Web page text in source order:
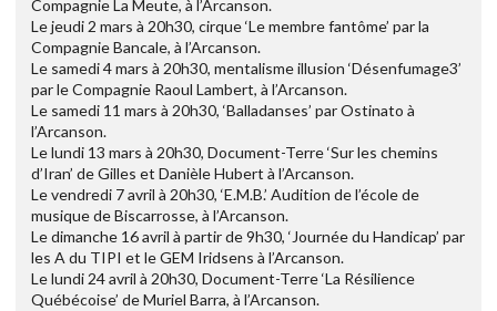
Compagnie La Meute, à l’Arcanson.
Le jeudi 2 mars à 20h30, cirque ‘Le membre fantôme’ par la
Compagnie Bancale, à l’Arcanson.
Le samedi 4 mars à 20h30, mentalisme illusion ‘Désenfumage3’
par le Compagnie Raoul Lambert, à l’Arcanson.
Le samedi 11 mars à 20h30, ‘Balladanses’ par Ostinato à
l’Arcanson.
Le lundi 13 mars à 20h30, Document-Terre ‘Sur les chemins
d’Iran’ de Gilles et Danièle Hubert à l’Arcanson.
Le vendredi 7 avril à 20h30, ‘E.M.B.’ Audition de l’école de
musique de Biscarrosse, à l’Arcanson.
Le dimanche 16 avril à partir de 9h30, ‘Journée du Handicap’ par
les A du TIPI et le GEM Iridsens à l’Arcanson.
Le lundi 24 avril à 20h30, Document-Terre ‘La Résilience
Québécoise’ de Muriel Barra, à l’Arcanson.